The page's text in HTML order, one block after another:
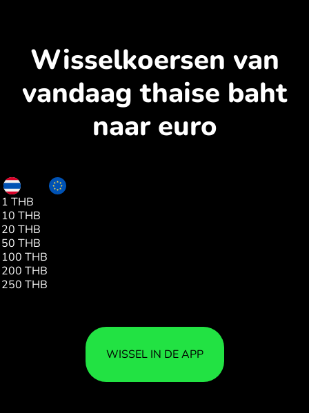
Wisselkoersen van
vandaag thaise baht
naar euro
THB
1 THB
10 THB
20 THB
50 THB
100 THB
200 THB
250 THB
WISSEL IN DE APP